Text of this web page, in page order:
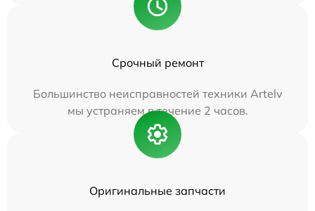
Срочный ремонт
Большинство неисправностей техники Artelv
мы устраняем в течение 2 часов.
Оригинальные запчасти